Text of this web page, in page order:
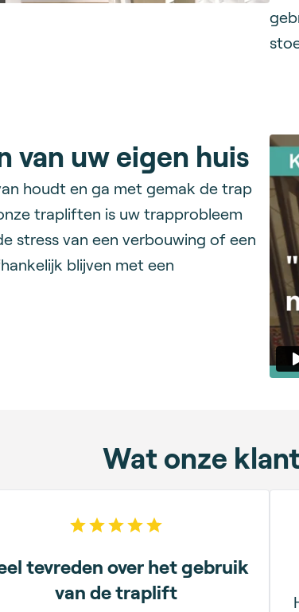
van uw eigen huis
houdt en ga met gemak de trap
trapliften is uw trapprobleem
stress van een verbouwing of een
blijven met een
Wat onze
5 out of 5 stars
tevreden over het gebruik
van de traplift